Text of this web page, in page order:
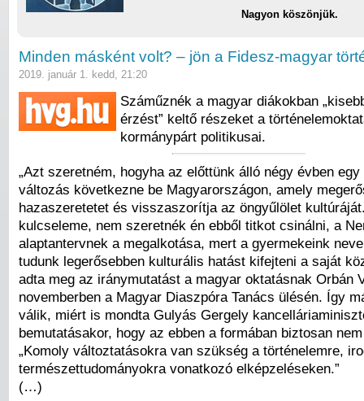
Nagyon köszönjük.
Minden másként volt? – jön a Fidesz-magyar
2019. január 1. kedd, 21:20
Száműznék a magyar diákokban
érzést” keltő részeket a
kormánypárt politikusai.
„Azt szeretném, hogyha az előttünk álló négy évben
változás következne be Magyarországon, amely
hazaszeretetet és visszaszorítja az öngyűlölet
kulcseleme, nem szeretnék én ebből titkot csinálni, a
alaptantervnek a megalkotása, mert a gyermekeink
tudunk legerősebben kulturális hatást kifejteni a saját
adta meg az iránymutatást a magyar oktatásnak Orbán
novemberben a Magyar Diaszpóra Tanács ülésén. Így
válik, miért is mondta Gulyás Gergely
bemutatásakor, hogy az ebben a formában biztosan
„Komoly változtatásokra van szükség a történelemre,
természettudományokra vonatkozó elképzeléseken.”
(…)